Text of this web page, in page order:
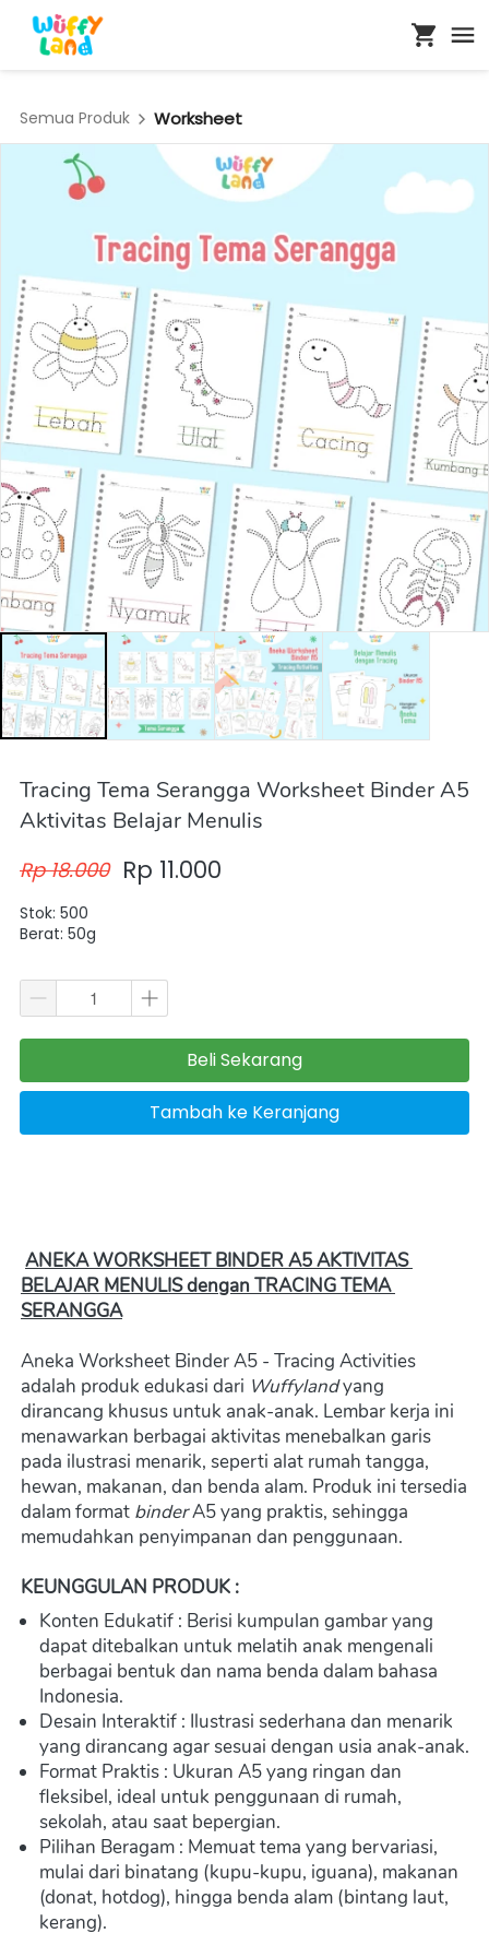
Semua Produk Worksheet
Tracing Tema Serangga Worksheet Binder A5
Aktivitas Belajar Menulis
Rp 18.000 Rp 11.000
Stok: 500
Berat: 50g
`Beli Sekarang
`Tambah ke Keranjang
ANEKA WORKSHEET BINDER A5 AKTIVITAS
BELAJAR MENULIS dengan TRACING TEMA
SERANGGA
Aneka Worksheet Binder A5 - Tracing Activities
adalah produk edukasi dari Wuffyland yang
dirancang khusus untuk anak-anak. Lembar kerja ini
menawarkan berbagai aktivitas menebalkan garis
pada ilustrasi menarik, seperti alat rumah tangga,
hewan, makanan, dan benda alam. Produk ini tersedia
dalam format binder A5 yang praktis, sehingga
memudahkan penyimpanan dan penggunaan.
KEUNGGULAN PRODUK :
Konten Edukatif : Berisi kumpulan gambar yang
dapat ditebalkan untuk melatih anak mengenali
berbagai bentuk dan nama benda dalam bahasa
Indonesia.
Desain Interaktif : Ilustrasi sederhana dan menarik
yang dirancang agar sesuai dengan usia anak-anak.
Format Praktis : Ukuran A5 yang ringan dan
fleksibel, ideal untuk penggunaan di rumah,
sekolah, atau saat bepergian.
Pilihan Beragam : Memuat tema yang bervariasi,
mulai dari binatang (kupu-kupu, iguana), makanan
(donat, hotdog), hingga benda alam (bintang laut,
kerang).